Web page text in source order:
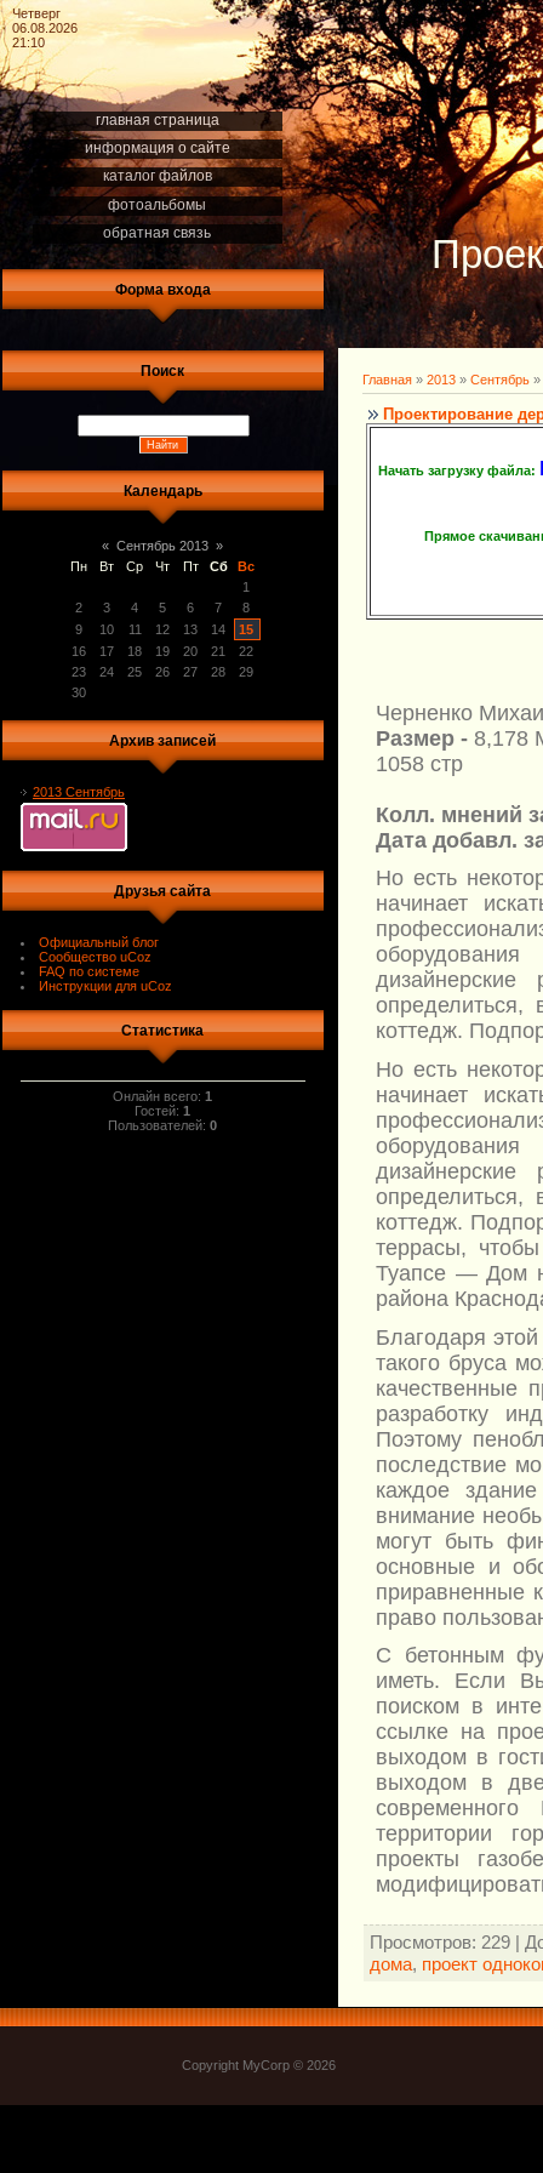
Четверг
06.08.2026
21:10
главная страница
информация о сайте
каталог файлов
фотоальбомы
обратная связь
Форма входа
Поиск
Календарь
« Сентябрь 2013 »
Пн
Вт Ср Чт Пт Сб
Вс
1
2
3 4 5 6 7
8
9
10 11 12 13 14
15
16
17 18 19 20 21
22
23
24 25 26 27 28
29
30
Архив записей
2013 Сентябрь
Друзья сайта
Официальный блог
Сообщество uCoz
FAQ по системе
Инструкции для uCoz
Статистика
Онлайн всего:1
Гостей:1
Пользователей:0
Главная » 2013 » Сентябрь »
Проектирование
Начать загрузку файла:
Прямое
Черненко
Размер - 8,178
1058 стр
Колл. мнений
Дата добавл.
Но есть
начинает
коттедж.
Но есть
начинает
коттедж.
террасы,
Туапсе — Дом
района
Благодаря
такого бруса
качественные
разработку
Поэтому
последствие
каждое
внимание
могут быть
основные и
приравненные
право
С бетонным
иметь. Если
поиском в
ссылке на
выходом в
выходом в две
территории
проекты
Просмотров: 229 |
дома, проект
Copyright MyCorp © 2026